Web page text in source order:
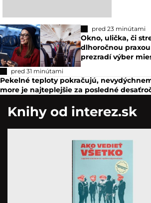
pred 23 minútami
Okno, ulička, či
dlhoročnou
prezradí výber
pred 31 minútami
Pekelné teploty pokračujú,
more je najteplejšie za posledné
Knihy od interez.sk